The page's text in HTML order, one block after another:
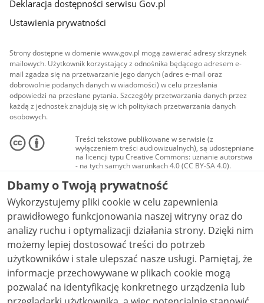
Deklaracja dostępności serwisu Gov.pl
Ustawienia prywatności
Strony dostępne w domenie www.gov.pl mogą zawierać adresy skrzynek
mailowych. Użytkownik korzystający z odnośnika będącego adresem e-
mail zgadza się na przetwarzanie jego danych (adres e-mail oraz
dobrowolnie podanych danych w wiadomości) w celu przesłania
odpowiedzi na przesłane pytania. Szczegóły przetwarzania danych przez
każdą z jednostek znajdują się w ich politykach przetwarzania danych
osobowych.
Treści tekstowe publikowane w serwisie (z
wyłączeniem treści audiowizualnych), są udostępniane
na licencji typu Creative Commons: uznanie autorstwa
- na tych samych warunkach 4.0 (CC BY-SA 4.0).
Materiały audiowizualne, w tym zdjęcia, materiały
audio i wideo, są udostępniane na licencji typu
Creative Commons: uznanie autorstwa użycie
niekomercyjne - bez utworów zależnych 4.0 (CC BY-
NC-ND 4.0), o ile nie jest to stwierdzone inaczej.
Dbamy o Twoją prywatność
Wykorzystujemy pliki cookie w celu zapewnienia
prawidłowego funkcjonowania naszej witryny oraz do
analizy ruchu i optymalizacji działania strony. Dzięki nim
możemy lepiej dostosować treści do potrzeb
użytkowników i stale ulepszać nasze usługi. Pamiętaj, że
informacje przechowywane w plikach cookie mogą
pozwalać na identyfikację konkretnego urządzenia lub